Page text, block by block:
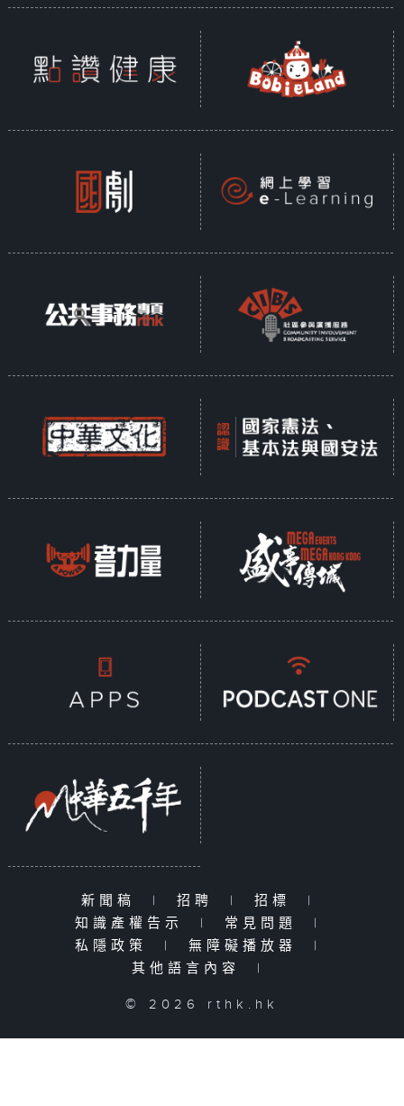
新聞稿 | 招聘 | 招標
|
知識產權告示
| 常見問題
|
私隱政策
| 無障礙播放器
|
其他語言內容
|
© 2026 rthk.hk